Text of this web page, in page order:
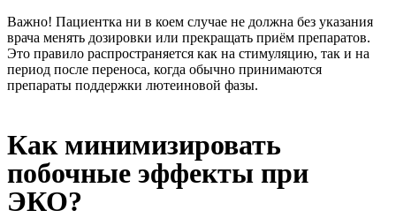
Важно! Пациентка ни в коем случае не должна без указания
врача менять дозировки или прекращать приём препаратов.
Это правило распространяется как на стимуляцию, так и на
период после переноса, когда обычно принимаются
препараты поддержки лютеиновой фазы.
Как минимизировать
побочные эффекты при
ЭКО?